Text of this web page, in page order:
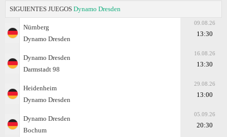
SIGUIENTES JUEGOS Dynamo Dresden
Nürnberg
Dynamo Dresden
09.08.26
13:30
Dynamo Dresden
Darmstadt 98
16.08.26
13:30
Heidenheim
Dynamo Dresden
29.08.26
13:00
Dynamo Dresden
Bochum
05.09.26
20:30